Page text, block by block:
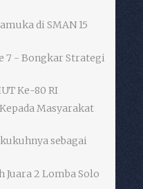
di SMAN 15
7 - Bongkar Strategi
Ke-80 RI
Masyarakat
sebagai
2 Lomba Solo